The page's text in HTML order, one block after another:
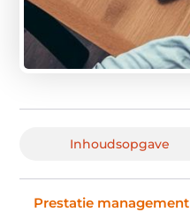
Inhoudsopgave
Prestatie management